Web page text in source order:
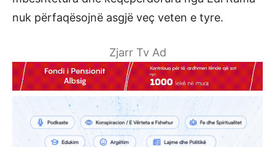
nuk përfaqësojnë asgjë veç veten e tyre.
Zjarr Tv Ad